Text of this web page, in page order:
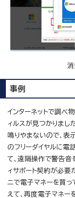
事例
インターネットで調べ
ィルスが見つかりまし
鳴りやまないので、
のフリーダイヤルに電
て、遠隔操作で警告音
ィサポート契約が必要
ニで電子マネーを買
えて、再度電子マネー